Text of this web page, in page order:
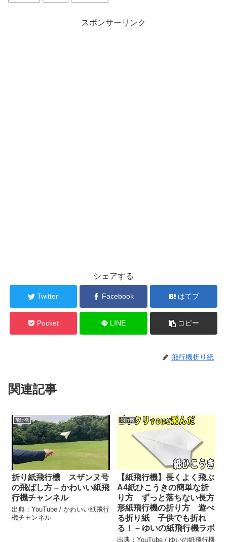
スポンサーリンク
シェアする
Twitter Facebook はてブ
Pocket LINE コピー
飛行機折り紙
関連記事
飛行機
折り紙飛行機 スザンヌ号
の飛ばし方 – かわいい紙飛
行機チャンネル
出典：YouTube / かわいい紙飛行
機チャンネル
飛行機
【紙飛行機】長くよく飛ぶ
A4紙ひこうきの簡単な折
り方 ずっと落ちない長方
形紙飛行機の折り方 遊べ
る折り紙 子供でも折れ
る！ – ゆいの紙飛行機ラボ
出典：YouTube / ゆいの紙飛行機